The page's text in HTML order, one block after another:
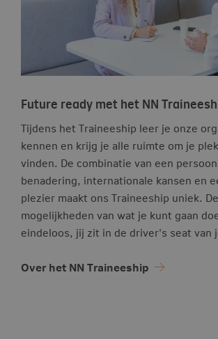
Future ready met het NN
Tijdens het Traineeship leer je onze
kennen en krijg je alle ruimte om je
vinden. De combinatie van een
benadering, internationale kansen en
plezier maakt ons Traineeship uniek. De
mogelijkheden van wat je kunt gaan
eindeloos, jij zit in de driver's seat van
Over het NN Traineeship